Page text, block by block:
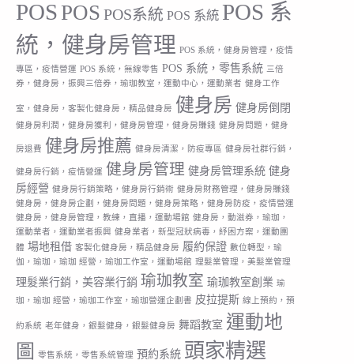
POS POS POS系統 POS 系統 POS 系
統，健身房管理 POS 系統，健身房管理，疫情
專區，疫情營運 POS 系統，無線零售 POS 系統，零售系統 三倍
券，健身房，振興三倍券，瑜珈教室，運動中心，運動業者 健身工作
室，健身房，客製化健身房，精品健身房 健身房 健身房倒閉
健身房利潤，健身房獲利，健身房管理，健身房賺錢 健身房問題，健身
房退費 健身房推薦 健身房清潔，防疫專區 健身房社群行銷，
健身房行銷，疫情營運 健身房管理 健身房管理系統 健身
房經營 健身房行銷策略，健身房行銷術 健身房財務管理，健身房賺錢
健身房，健身房企劃，健身房問題，健身房策略，健身房防疫，疫情營運
健身房，健身房管理，教練，直播，運動場館 健身房，動滋券，瑜珈，
運動業者，運動業者振興 健身業者，新型冠狀病毒，紓困方案，運動團
體 場地租借 客製化健身房，精品健身房 履約保證 數位轉型，瑜
伽，瑜珈，瑜珈 經營，瑜珈工作室，運動場館 理髮業管理，美髮業管理
理髮業行銷，美容業行銷 瑜珈教室 瑜珈教室創業 瑜
珈，瑜珈 經營，瑜珈工作室，瑜珈營運企劃書 皮拉提斯 線上預約，預
約系統 老年健身，銀髮健身，銀髮健身房 舞蹈教室 運動地
圖
零售系統，零售系統管理 預約系統 頭家精選